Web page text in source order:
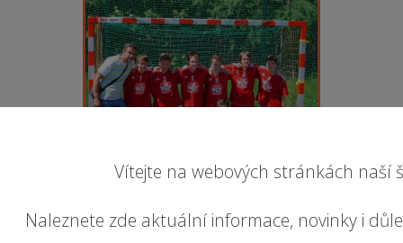
Vítejte na webových stránkách naší
Naleznete zde aktuální informace, novinky i